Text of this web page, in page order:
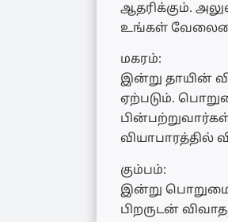
ஆதரிக்கும்.
உங்கள் வேலையை
மகரம்:
இன்று தாயின்
ஏற்படும்.
வியாபாரத்தில்
கும்பம்:
இன்று பொறுமை
பிறருடன்